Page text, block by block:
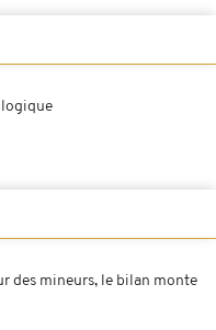
des mineurs, le bilan monte